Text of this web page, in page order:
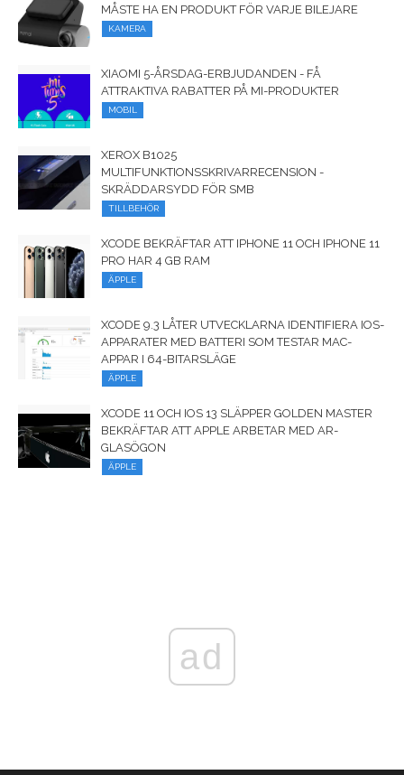
MÅSTE HA EN PRODUKT FÖR VARJE BILEJARE
KAMERA
XIAOMI 5-ÅRSDAG-ERBJUDANDEN - FÅ
ATTRAKTIVA RABATTER PÅ MI-PRODUKTER
MOBIL
XEROX B1025
MULTIFUNKTIONSSKRIVARRECENSION -
SKRÄDDARSYDD FÖR SMB
TILLBEHÖR
XCODE BEKRÄFTAR ATT IPHONE 11 OCH IPHONE 11
PRO HAR 4 GB RAM
ÄPPLE
XCODE 9.3 LÅTER UTVECKLARNA IDENTIFIERA IOS-
APPARATER MED BATTERI SOM TESTAR MAC-
APPAR I 64-BITARSLÄGE
ÄPPLE
XCODE 11 OCH IOS 13 SLÄPPER GOLDEN MASTER
BEKRÄFTAR ATT APPLE ARBETAR MED AR-
GLASÖGON
ÄPPLE
ad